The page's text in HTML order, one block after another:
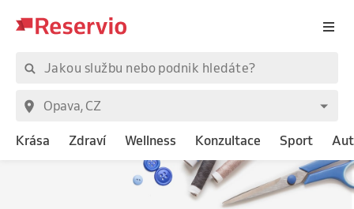
Krása Zdraví Wellness Konzultace Sport